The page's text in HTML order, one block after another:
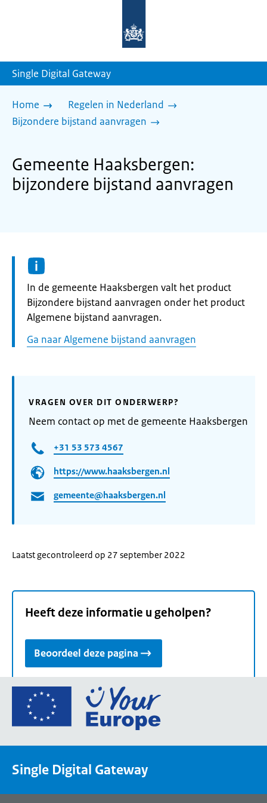
homepage
Single Digital Gateway
Home
Regelen in Nederland
Bijzondere bijstand aanvragen
Gemeente Haaksbergen:
bijzondere bijstand aanvragen
Informatie:
In de gemeente Haaksbergen valt het product
Bijzondere bijstand aanvragen onder het product
Algemene bijstand aanvragen.
Ga naar Algemene bijstand aanvragen
VRAGEN OVER DIT ONDERWERP?
Neem contact op met de gemeente Haaksbergen
+31 53 573 4567
https://www.haaksbergen.nl
gemeente@haaksbergen.nl
Laatst gecontroleerd op 27 september 2022
Heeft deze informatie u geholpen?
Beoordeel deze pagina
Ga
de
een
Single Digital Gateway